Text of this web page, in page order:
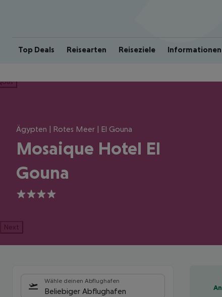
Top Deals Reisearten Reiseziele Informationen
Ägypten | Rotes Meer | El Gouna
Mosaique Hotel El
Gouna
4
Next
Wähle deinen Abflughafen
Beliebiger Abflughafen